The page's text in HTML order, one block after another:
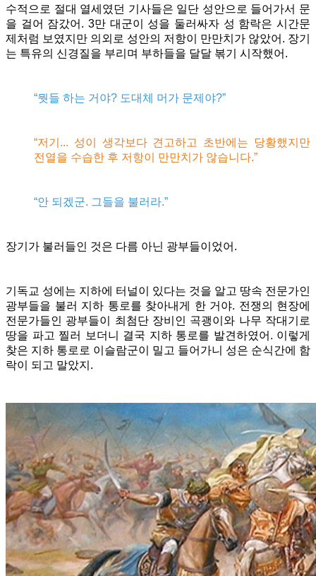
수적으로 절대 열세였던 기사들은 일단 성안으로 들어가서 문
을 걸어 잠갔어. 3만 대군이 성을 둘러싸자 성 함락은 시간문
제처럼 보였지만 의외로 성안의 저항이 만만치가 않았어. 장기
는 특유의 신경질을 부리며 부하들을 달달 볶기 시작했어.
“뭣들 하는 거야? 도대체 머가 문제야?”
“저기... 성이 생각보다 견고하고 초반에는 당황했지만
전열을 수습한 후 저항이 만만치가 않습니다.”
“안 되겠군. 그들을 불러라.”
장기가 불러들인 것은 다름 아닌 광부들이었어.
기독교 성에는 지하에 터널이 있다는 것을 알고 땅속 전문가인
광부들을 불러 지하 통로를 찾아내게 한 거야. 전쟁의 현장에
전문가들인 광부들이 최첨단 장비인 곡괭이와 나무 작대기로
땅을 파고 찔러 보더니 결국 지하 통로를 발견하였어. 이렇게
찾은 지하 통로로 이슬람군이 밀고 들어가니 성은 순식간에 함
락이 되고 말았지.